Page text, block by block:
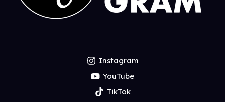
Instagram
YouTube
TikTok